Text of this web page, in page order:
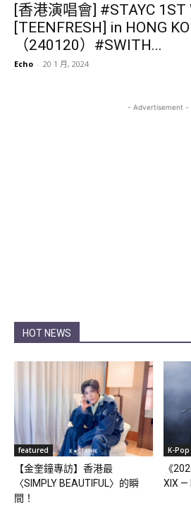
[香港演唱會] #STAYC 1ST
[TEENFRESH] in HONG
（240120）#SWITH...
Echo - 20 1 月, 2024
- Advertisement -
HOT NEWS
featured
【金奎鐘專訪】香港最
〈SIMPLY BEAUTIFUL〉的瞬
間！
K-Pop
《
XIX —